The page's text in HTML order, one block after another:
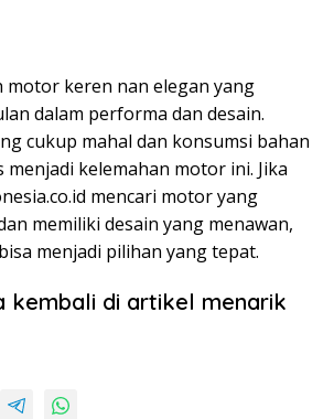
motor keren nan elegan yang
dalam performa dan desain.
cukup mahal dan konsumsi bahan
kelemahan motor ini. Jika
mencari motor yang
memiliki desain yang menawan,
menjadi pilihan yang tepat.
kembali di artikel menarik